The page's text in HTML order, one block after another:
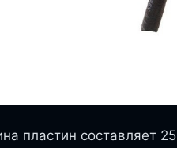
пластин составляет 25